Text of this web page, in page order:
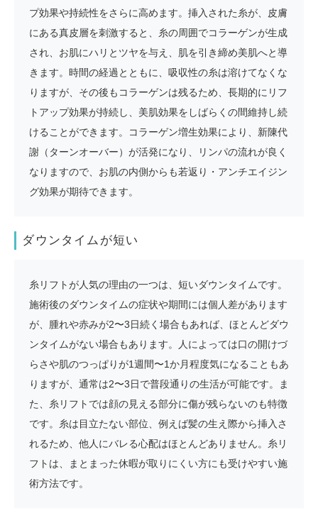
プ効果や持続性をさらに高めます。挿入された糸が、皮膚
にある真皮層を刺激すると、糸の周囲でコラーゲンが生成
され、お肌にハリとツヤを与え、肌を引き締め美肌へと導
きます。時間の経過とともに、吸収性の糸は溶けてなくな
りますが、その後もコラーゲンは残るため、長期的にリフ
トアップ効果が持続し、美肌効果をしばらくの間維持し続
けることができます。コラーゲン増生効果により、新陳代
謝（ターンオーバー）が活発になり、リンパの流れが良く
なりますので、お肌の内側からも若返り・アンチエイジン
グ効果が期待できます。
ダウンタイムが短い
糸リフトが人気の理由の一つは、短いダウンタイムです。
施術後のダウンタイムの症状や期間には個人差があります
が、腫れや赤みが2〜3日続く場合もあれば、ほとんどダウ
ンタイムがない場合もあります。人によっては口の開けづ
らさや肌のつっぱりが1週間〜1か月程度気になることもあ
りますが、通常は2〜3日で普段通りの生活が可能です。ま
た、糸リフトでは顔の見える部分に傷が残らないのも特徴
です。糸は目立たない部位、例えば髪の生え際から挿入さ
れるため、他人にバレる心配はほとんどありません。糸リ
フトは、まとまった休暇が取りにくい方にも受けやすい施
術方法です。